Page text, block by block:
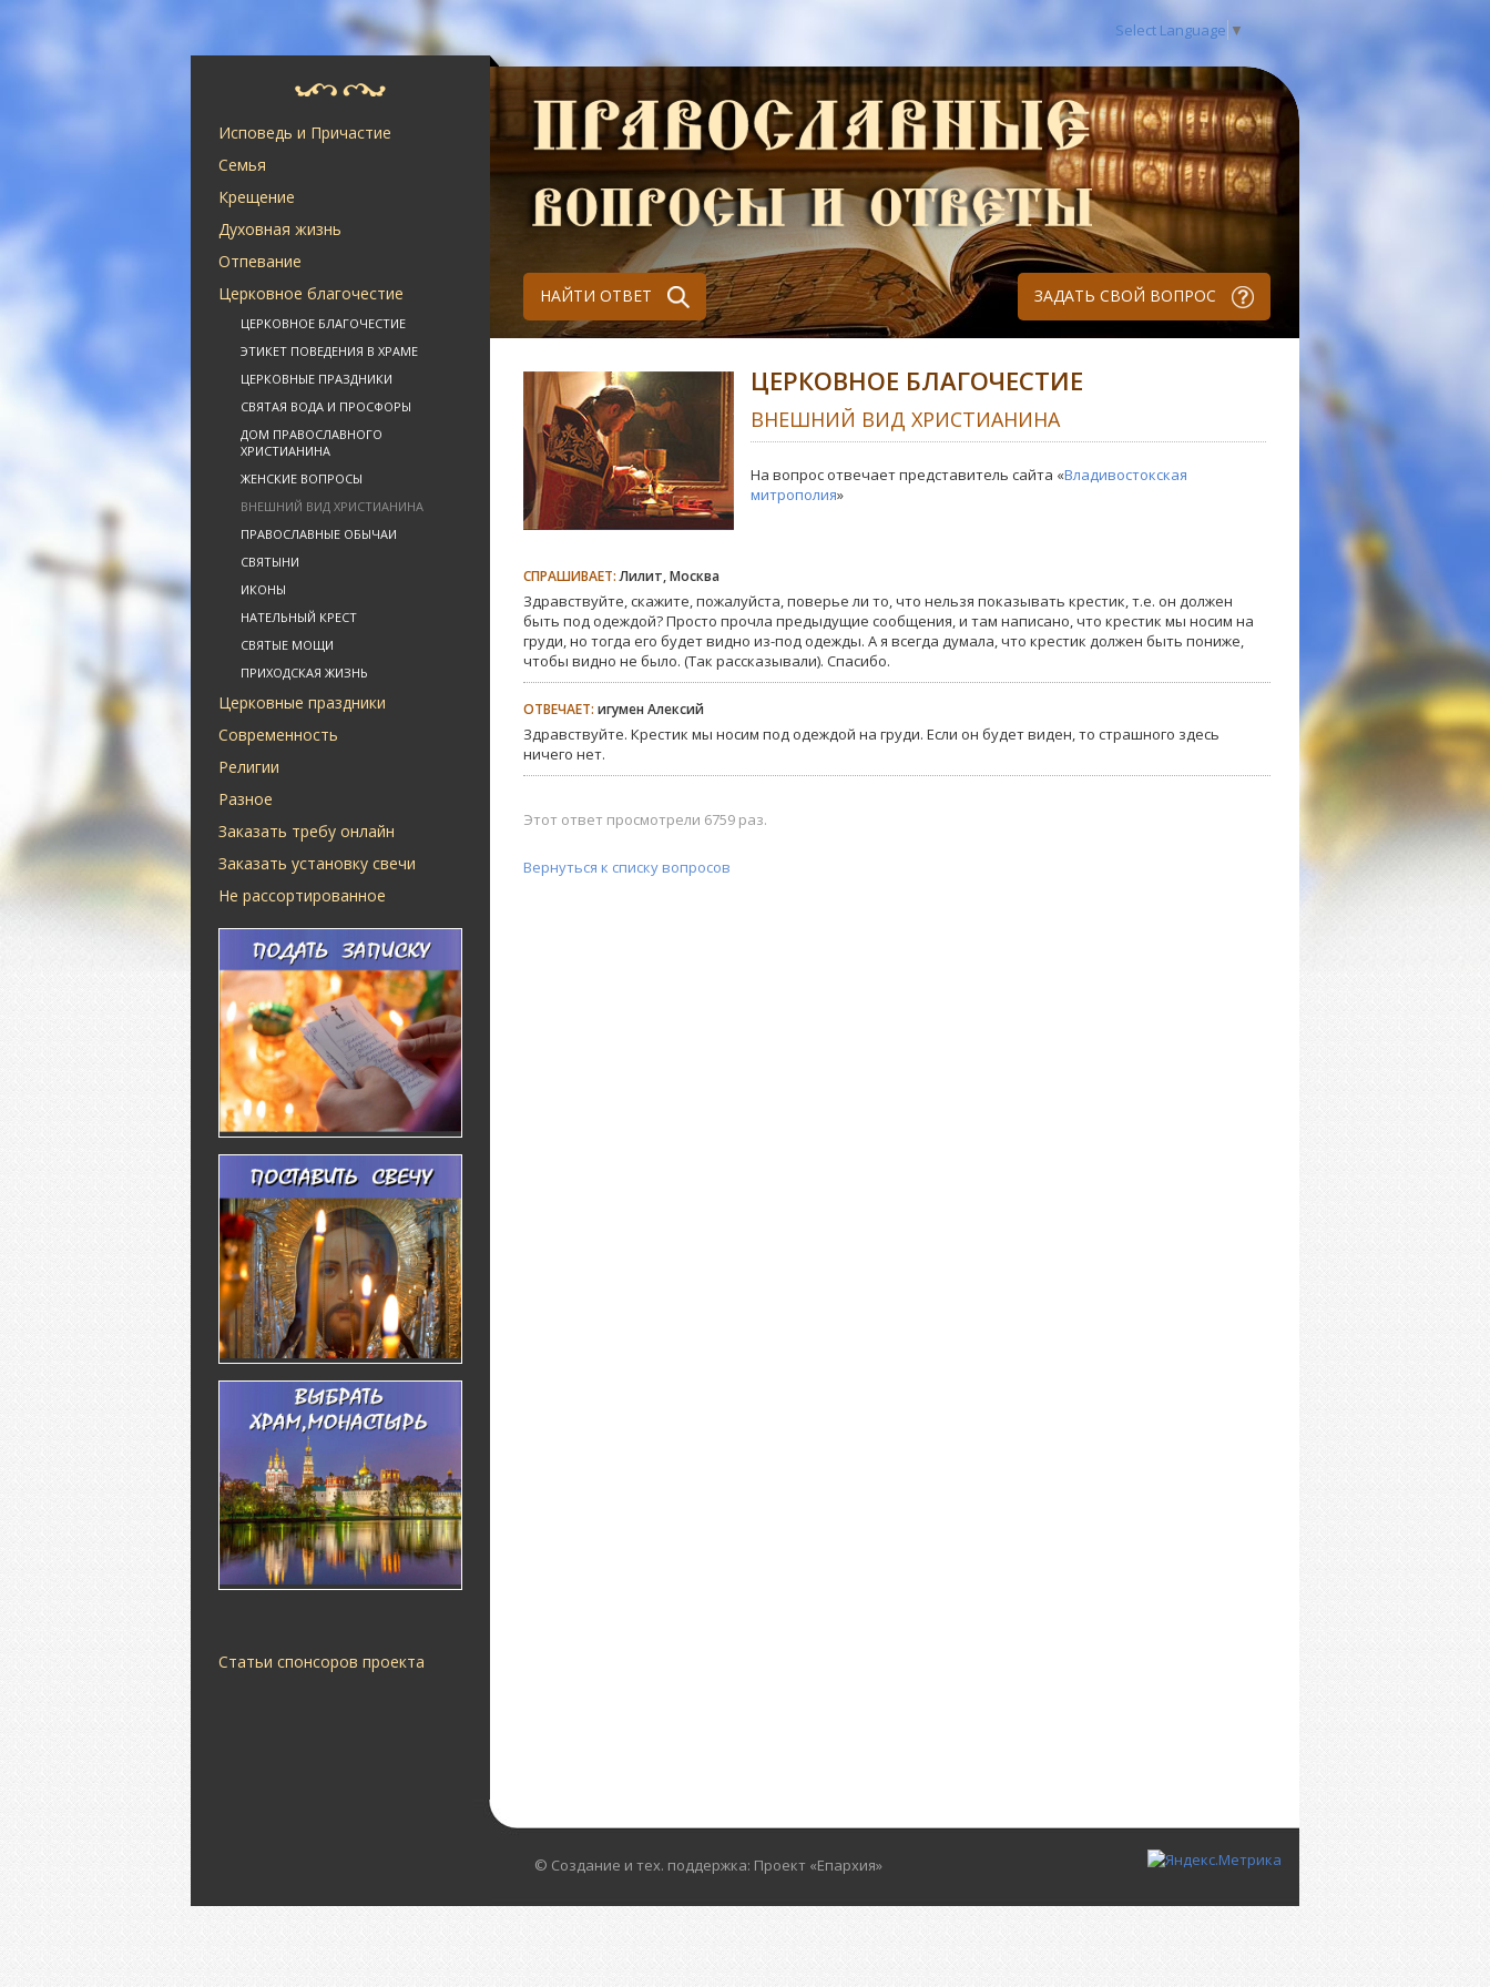
Select Language ▼
Исповедь и Причастие
Семья
Крещение
Духовная жизнь
Отпевание
Церковное благочестие
ЦЕРКОВНОЕ БЛАГОЧЕСТИЕ
ЭТИКЕТ ПОВЕДЕНИЯ В ХРАМЕ
ЦЕРКОВНЫЕ ПРАЗДНИКИ
СВЯТАЯ ВОДА И ПРОСФОРЫ
ДОМ ПРАВОСЛАВНОГО
ХРИСТИАНИНА
ЖЕНСКИЕ ВОПРОСЫ
ВНЕШНИЙ ВИД ХРИСТИАНИНА
ПРАВОСЛАВНЫЕ ОБЫЧАИ
СВЯТЫНИ
ИКОНЫ
НАТЕЛЬНЫЙ КРЕСТ
СВЯТЫЕ МОЩИ
ПРИХОДСКАЯ ЖИЗНЬ
Церковные праздники
Современность
Религии
Разное
Заказать требу онлайн
Заказать установку свечи
Не рассортированное
Статьи спонсоров проекта
НАЙТИ ОТВЕТ ЗАДАТЬ СВОЙ ВОПРОС
ЦЕРКОВНОЕ БЛАГОЧЕСТИЕ
ВНЕШНИЙ ВИД ХРИСТИАНИНА
На вопрос отвечает представитель сайта «Владивостокская
митрополия»
СПРАШИВАЕТ:Лилит, Москва
Здравствуйте, скажите, пожалуйста, поверье ли то, что нельзя показывать крестик, т.е. он должен
быть под одеждой? Просто прочла предыдущие сообщения, и там написано, что крестик мы носим на
груди, но тогда его будет видно из-под одежды. А я всегда думала, что крестик должен быть пониже,
чтобы видно не было. (Так рассказывали). Спасибо.
ОТВЕЧАЕТ: игумен Алексий
Здравствуйте. Крестик мы носим под одеждой на груди. Если он будет виден, то страшного здесь
ничего нет.
Этот ответ просмотрели 6759 раз.
Вернуться к списку вопросов
© Создание и тех. поддержка: Проект «Епархия»